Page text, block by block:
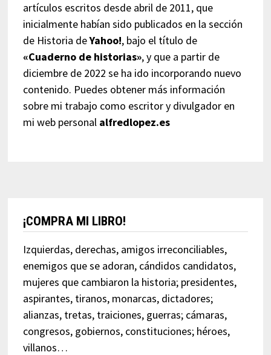
artículos escritos desde abril de 2011, que
inicialmente habían sido publicados en la sección
de Historia deYahoo!, bajo el título de
«Cuaderno de historias», y que a partir de
diciembre de 2022 se ha ido incorporando nuevo
contenido. Puedes obtener más información
sobre mi trabajo como escritor y divulgador en
mi web personal alfredlopez.es
¡COMPRA MI LIBRO!
Izquierdas, derechas, amigos irreconciliables,
enemigos que se adoran, cándidos candidatos,
mujeres que cambiaron la historia; presidentes,
aspirantes, tiranos, monarcas, dictadores;
alianzas, tretas, traiciones, guerras; cámaras,
congresos, gobiernos, constituciones; héroes,
villanos…